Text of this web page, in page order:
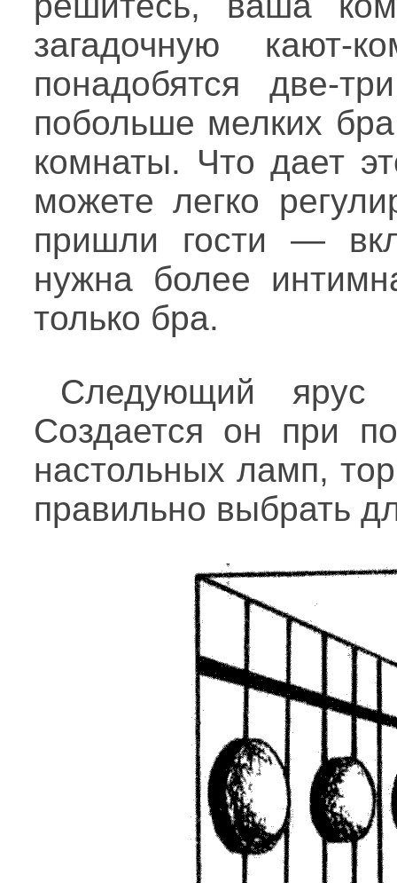
загадочную
понадобятся две-
побольше мелких
комнаты. Что дает
можете легко
пришли гости —
нужна более
только бра.
Следующий
Создается он при
настольных ламп,
правильно выбрать